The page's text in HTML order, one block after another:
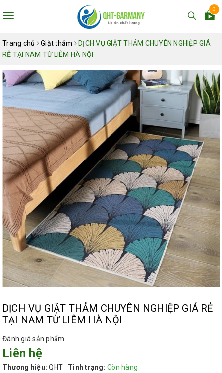
Toggle
0
Trang chủ Giặt thảm
DỊCH VỤ GIẶT THẢM CHUYÊN NGHIỆP GIÁ
RẺ TẠI NAM TỪ LIÊM HÀ NỘI
DỊCH VỤ GIẶT THẢM CHUYÊN NGHIỆP GIÁ RẺ
TẠI NAM TỪ LIÊM HÀ NỘI
Đánh giá sản phẩm
Liên hệ
Thương hiệu: QHT Tình trạng: Còn hàng